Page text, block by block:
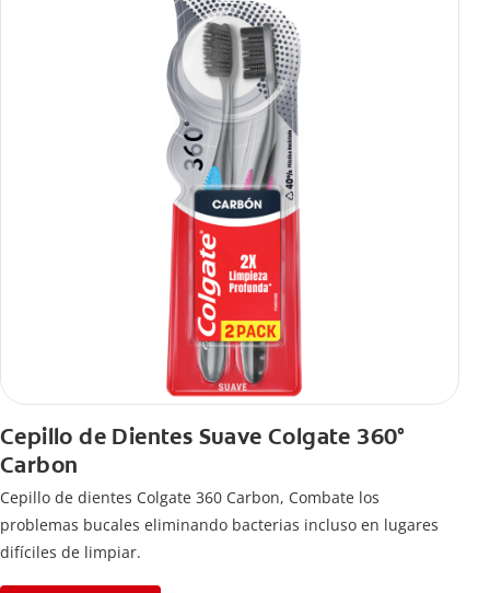
Cepillo de Dientes Suave Colgate 360°
Carbon
Cepillo de dientes Colgate 360 ​​Carbon, Combate los
problemas bucales eliminando bacterias incluso en lugares
difíciles de limpiar.